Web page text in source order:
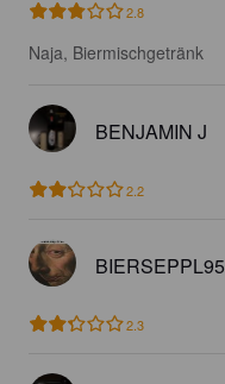
2.8
Naja, Biermischgetränk
BENJAMIN J
2.2
BIERSEPPL95
2.3